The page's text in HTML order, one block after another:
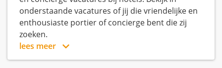
onderstaande vacatures of jij die vriendelijke en
enthousiaste portier of concierge bent die zij
zoeken.
lees meer